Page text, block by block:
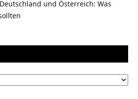
und Österreich: Was